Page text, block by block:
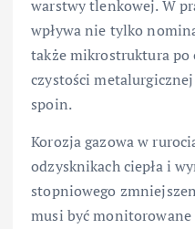
warstwy tlenkowej. W
wpływa nie tylko
także mikrostruktura
czystości
spoin.
Korozja gazowa w
odzysknikach ciepła i
stopniowego
musi być